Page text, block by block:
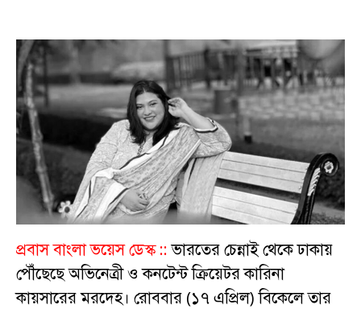
প্রবাস বাংলা ভয়েস ডেস্ক :: ভারতের চেন্নাই থেকে ঢাকায়
পৌঁছেছে অভিনেত্রী ও কনটেন্ট ক্রিয়েটর কারিনা
কায়সারের মরদেহ। রোববার (১৭ এপ্রিল) বিকেলে তার